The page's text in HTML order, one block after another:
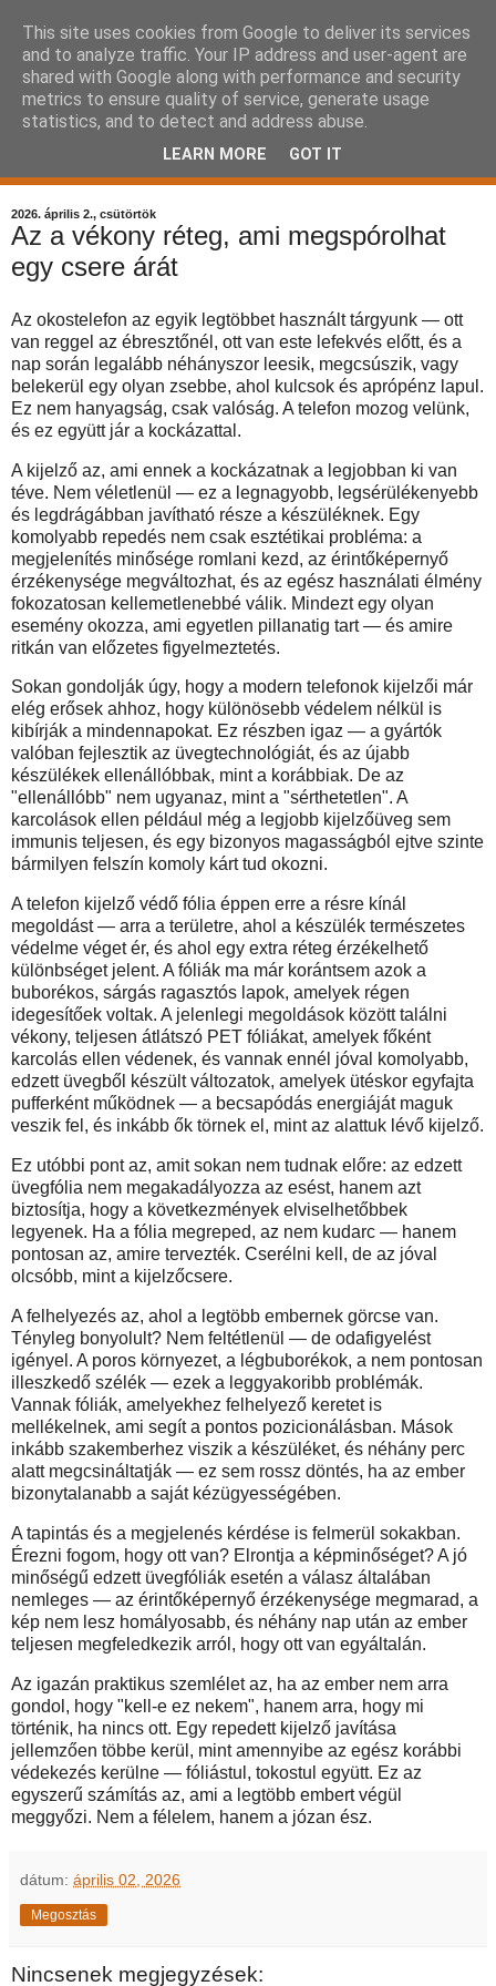
Komplex Web+
kisvállalkozás havidíjas
keresőoptimalizálás
2026. április 2., csütörtök
Az a vékony réteg, ami megspórolhat
egy csere árát
Az okostelefon az egyik legtöbbet használt tárgyunk — ott
van reggel az ébresztőnél, ott van este lefekvés előtt, és a
nap során legalább néhányszor leesik, megcsúszik, vagy
belekerül egy olyan zsebbe, ahol kulcsok és aprópénz lapul.
Ez nem hanyagság, csak valóság. A telefon mozog velünk,
és ez együtt jár a kockázattal.
A kijelző az, ami ennek a kockázatnak a legjobban ki van
téve. Nem véletlenül — ez a legnagyobb, legsérülékenyebb
és legdrágábban javítható része a készüléknek. Egy
komolyabb repedés nem csak esztétikai probléma: a
megjelenítés minősége romlani kezd, az érintőképernyő
érzékenysége megváltozhat, és az egész használati élmény
fokozatosan kellemetlenebbé válik. Mindezt egy olyan
esemény okozza, ami egyetlen pillanatig tart — és amire
ritkán van előzetes figyelmeztetés.
Sokan gondolják úgy, hogy a modern telefonok kijelzői már
elég erősek ahhoz, hogy különösebb védelem nélkül is
kibírják a mindennapokat. Ez részben igaz — a gyártók
valóban fejlesztik az üvegtechnológiát, és az újabb
készülékek ellenállóbbak, mint a korábbiak. De az
"ellenállóbb" nem ugyanaz, mint a "sérthetetlen". A
karcolások ellen például még a legjobb kijelzőüveg sem
immunis teljesen, és egy bizonyos magasságból ejtve szinte
bármilyen felszín komoly kárt tud okozni.
A telefon kijelző védő fólia éppen erre a résre kínál
megoldást — arra a területre, ahol a készülék természetes
védelme véget ér, és ahol egy extra réteg érzékelhető
különbséget jelent. A fóliák ma már korántsem azok a
buborékos, sárgás ragasztós lapok, amelyek régen
idegesítőek voltak. A jelenlegi megoldások között találni
vékony, teljesen átlátszó PET fóliákat, amelyek főként
karcolás ellen védenek, és vannak ennél jóval komolyabb,
edzett üvegből készült változatok, amelyek ütéskor egyfajta
pufferként működnek — a becsapódás energiáját maguk
veszik fel, és inkább ők törnek el, mint az alattuk lévő kijelző.
Ez utóbbi pont az, amit sokan nem tudnak előre: az edzett
üvegfólia nem megakadályozza az esést, hanem azt
biztosítja, hogy a következmények elviselhetőbbek
legyenek. Ha a fólia megreped, az nem kudarc — hanem
pontosan az, amire tervezték. Cserélni kell, de az jóval
olcsóbb, mint a kijelzőcsere.
A felhelyezés az, ahol a legtöbb embernek görcse van.
Tényleg bonyolult? Nem feltétlenül — de odafigyelést
igényel. A poros környezet, a légbuborékok, a nem pontosan
illeszkedő szélék — ezek a leggyakoribb problémák.
Vannak fóliák, amelyekhez felhelyező keretet is
mellékelnek, ami segít a pontos pozicionálásban. Mások
inkább szakemberhez viszik a készüléket, és néhány perc
alatt megcsináltatják — ez sem rossz döntés, ha az ember
bizonytalanabb a saját kézügyességében.
A tapintás és a megjelenés kérdése is felmerül sokakban.
Érezni fogom, hogy ott van? Elrontja a képminőséget? A jó
minőségű edzett üvegfóliák esetén a válasz általában
nemleges — az érintőképernyő érzékenysége megmarad, a
kép nem lesz homályosabb, és néhány nap után az ember
teljesen megfeledkezik arról, hogy ott van egyáltalán.
Az igazán praktikus szemlélet az, ha az ember nem arra
gondol, hogy "kell-e ez nekem", hanem arra, hogy mi
történik, ha nincs ott. Egy repedett kijelző javítása
jellemzően többe kerül, mint amennyibe az egész korábbi
védekezés kerülne — fóliástul, tokostul együtt. Ez az
egyszerű számítás az, ami a legtöbb embert végül
meggyőzi. Nem a félelem, hanem a józan ész.
dátum: április 02, 2026
Megosztás
Nincsenek megjegyzések:
This site uses cookies from Google to deliver its services
and to analyze traffic. Your IP address and user-agent are
shared with Google along with performance and security
metrics to ensure quality of service, generate usage
statistics, and to detect and address abuse.
LEARN MORE GOT IT